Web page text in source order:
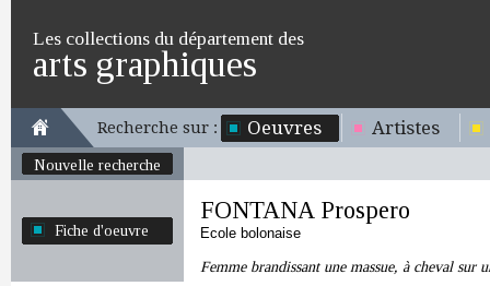
Les collections du département des
arts graphiques
Recherche sur : Oeuvres Artistes
Nouvelle recherche
Fiche d'oeuvre
FONTANA Prospero
Ecole bolonaise
Femme brandissant une massue, à cheval